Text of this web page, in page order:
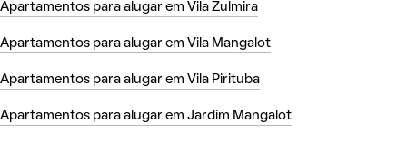
Apartamentos para alugar em Vila Zulmira
Apartamentos para alugar em Vila Mangalot
Apartamentos para alugar em Vila Pirituba
Apartamentos para alugar em Jardim Mangalot